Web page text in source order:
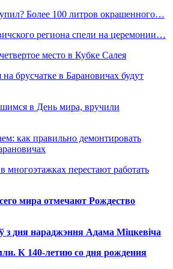
Более 100 литров окрашенного…
региона спели на церемонии…
место в Кубке Салея
брусчатке в Барановичах будут
в День мира, вручили
как правильно демонтировать
перестают работать
мира отмечают Рождество
з дня нараджэння Адама Міцкевіча
К 140-летию со дня рождения